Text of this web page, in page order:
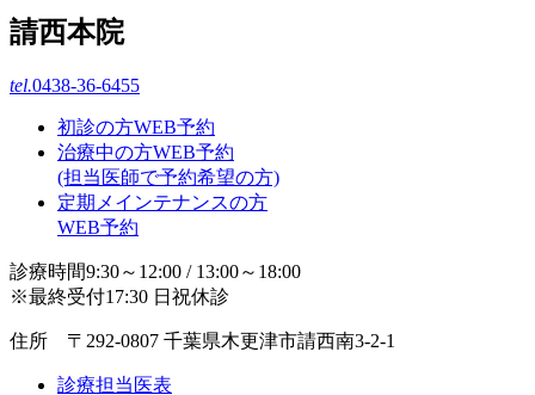
請西本院
tel.0438-36-6455
初診の方WEB予約
治療中の方WEB予約
(担当医師で予約希望の方)
定期メインテナンスの方
WEB予約
診療時間9:30～12:00 / 13:00～18:00
※最終受付17:30 日祝休診
住所 〒292-0807 千葉県木更津市請西南3-2-1
診療担当医表